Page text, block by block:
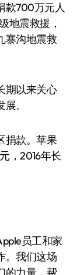
款700万元人
地震救援，
寨沟地震救
期以来关心
。
捐款。苹果
，2016年长
员工和家
。我们这场